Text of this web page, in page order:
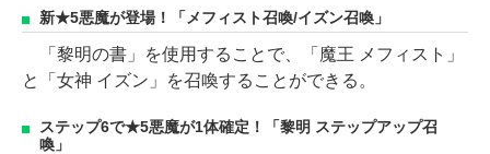
新★5悪魔が登場！「メフィスト召喚/イズン召喚」
「黎明の書」を使用することで、「魔王 メフィスト」
と「女神 イズン」を召喚することができる。
ステップ6で★5悪魔が1体確定！「黎明 ステップアップ召
喚」